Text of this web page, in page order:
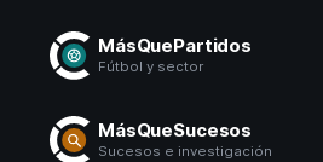
MásQuePartidos
Fútbol y sector
MásQueSucesos
Sucesos e investigación